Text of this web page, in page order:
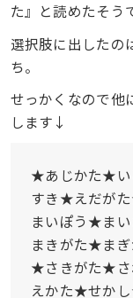
た』と読めたそう
選択肢に出したの
ち。
せっかくなので他
します↓
★あじかた★
すき★えだが
まいぽう★ま
まきがた★ま
★さきがた★
えかた★せか